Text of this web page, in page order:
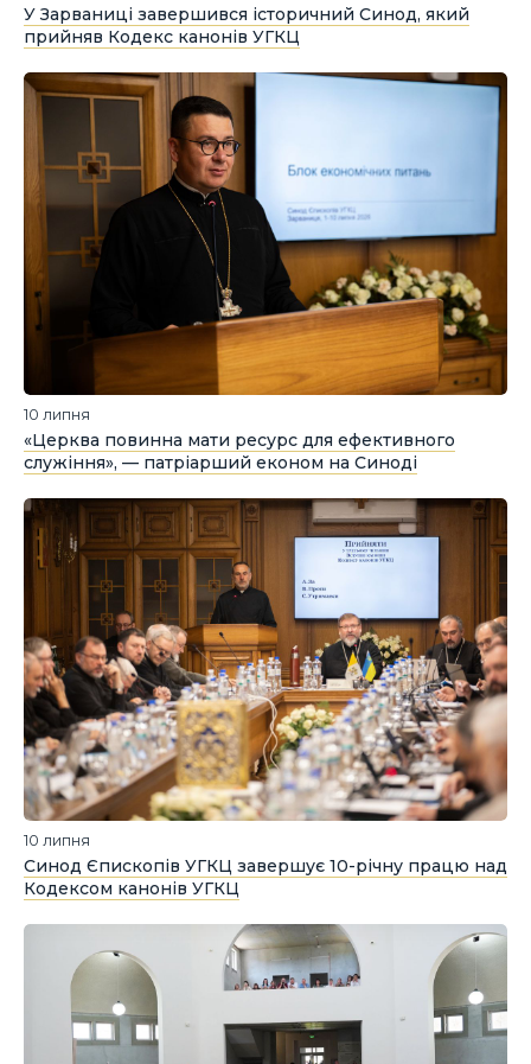
У Зарваниці завершився історичний Синод, який
прийняв Кодекс канонів УГКЦ
10 липня
«Церква повинна мати ресурс для ефективного
служіння», — патріарший економ на Синоді
10 липня
Синод Єпископів УГКЦ завершує 10-річну працю над
Кодексом канонів УГКЦ